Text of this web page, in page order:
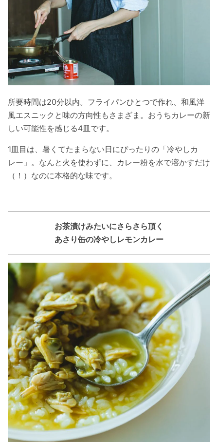
所要時間は20分以内。フライパンひとつで作れ、和風洋
風エスニックと味の方向性もさまざま。おうちカレーの新
しい可能性を感じる4皿です。
1皿目は、暑くてたまらない日にぴったりの「冷やしカ
レー」。なんと火を使わずに、カレー粉を水で溶かすだけ
（！）なのに本格的な味です。
お茶漬けみたいにさらさら頂く
あさり缶の冷やしレモンカレー